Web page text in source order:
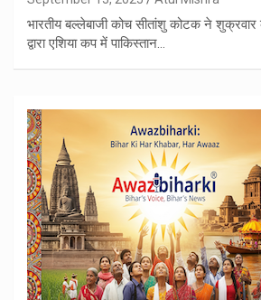
भारतीय बल्लेबाजी कोच सीतांशु कोटक ने शुक्रवार
द्वारा एशिया कप में पाकिस्तान…